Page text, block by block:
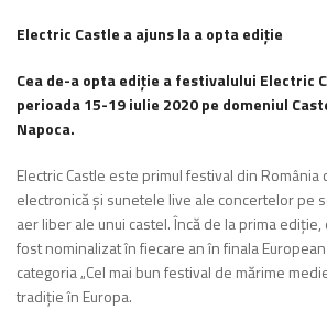
Electric Castle a ajuns la a opta ediție
Cea de-a opta ediție a festivalului Electric
perioada 15-19 iulie 2020 pe domeniul
Napoca.
Electric Castle este primul festival din România
electronică și sunetele live ale concertelor pe
aer liber ale unui castel. Încă de la prima
fost nominalizat în fiecare an în finala
categoria „Cel mai bun festival de mărime
tradiție în Europa.